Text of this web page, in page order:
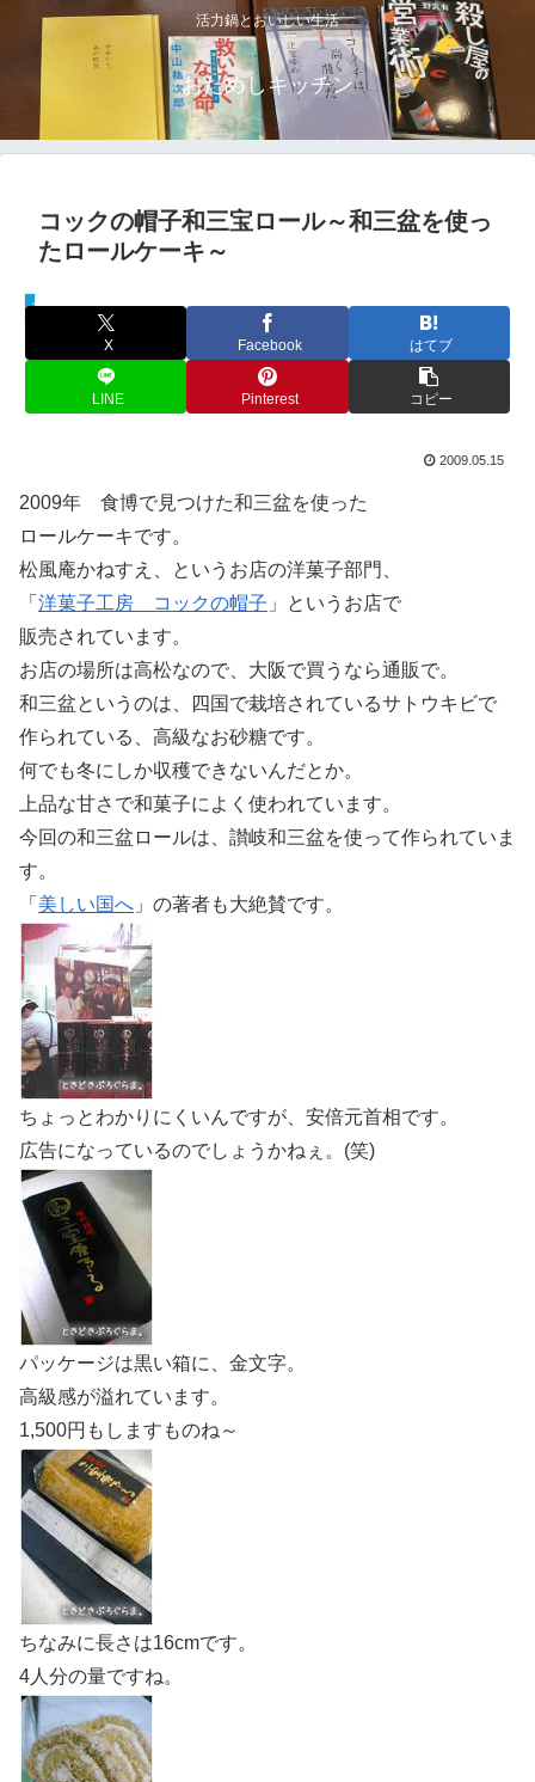
活力鍋とおいしい生活
おためしキッチン
コックの帽子和三宝ロール～和三盆を使っ
たロールケーキ～
スイーツ
X Facebook はてブ
LINE Pinterest コピー
2009.05.15
2009年 食博で見つけた和三盆を使った
ロールケーキです。
松風庵かねすえ、というお店の洋菓子部門、
「 洋菓子工房 コックの帽子 」というお店で
販売されています。
お店の場所は高松なので、大阪で買うなら通販で。
和三盆というのは、四国で栽培されているサトウキビで
作られている、高級なお砂糖です。
何でも冬にしか収穫できないんだとか。
上品な甘さで和菓子によく使われています。
今回の和三盆ロールは、讃岐和三盆を使って作られていま
す。
「 美しい国へ 」の著者も大絶賛です。
ちょっとわかりにくいんですが、安倍元首相です。
広告になっているのでしょうかねぇ。(笑)
パッケージは黒い箱に、金文字。
高級感が溢れています。
1,500円もしますものね～
ちなみに長さは16cmです。
4人分の量ですね。